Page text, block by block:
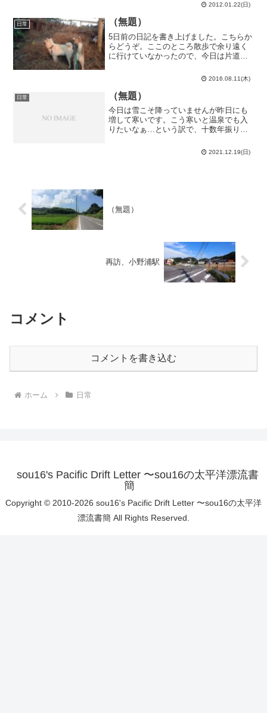
2012.01.22(日)
日常 （無題）
5日前の日記を書き上げました。こちらか
らどうぞ。ここのところ散歩で余り遠く
に行けていなかったので、今日は片道自
みました。スタートは樽水本宮神社。展
望台への道が枯草で埋め尽くされていま
す。夏になって草茫々に...
2016.08.11(木)
日常 （無題）
今日は雪こそ降っていませんが昨日にも
増して寒いです。こう寒いと温泉でも入
りたいなぁ…という訳で、十数年振りに
歩いて入りに行ってきました。懐かしい
な…泉質の解説もありましたが、「ナト
2021.12.19(日)
（無題）
再訪、小野浦駅
コメント
コメントを書き込む
ホーム 日常
sou16's Pacific Drift Letter 〜sou16の太平洋漂流書
簡
Copyright © 2010-2026 sou16's Pacific Drift Letter 〜sou16の太平洋
漂流書簡 All Rights Reserved.